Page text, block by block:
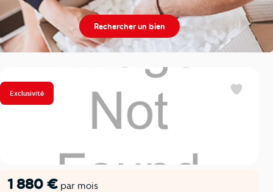
Rechercher un bien
Exclusivité
1 880 € par mois
Favoris